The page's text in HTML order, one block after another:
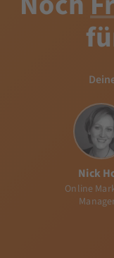
Nick
Online